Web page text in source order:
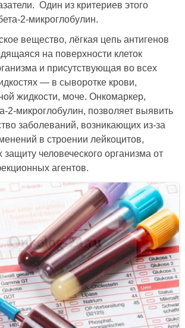
Один из критериев этого
2-микроглобулин.
вещество, лёгкая цепь антигенов
на поверхности клеток
и присутствующая во всех
— в сыворотке крови,
жидкости, моче. Онкомаркер,
2-микроглобулин, позволяет выявить
заболеваний, возникающих из-за
в строении лейкоцитов,
человеческого организма от
агентов.